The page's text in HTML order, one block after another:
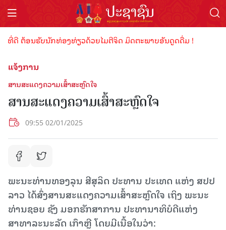
ດີ ຕ້ອນຮັບນັກທ່ອງທ່ຽວດ້ວຍໄມຕີຈິດ ມິດຕະພາບອັນດູດດື່ມ !
ແຈ້ງການ
ສານສະແດງຄວາມເສົ້າສະຫຼົດໃຈ
ສານສະແດງຄວາມເສົ້າສະຫຼົດໃຈ
09:55 02/01/2025
ພະນະທ່ານທອງລຸນ ສີສຸລິດ ປະທານ ປະເທດ ແຫ່ງ ສປປ
ລາວ ໄດ້ສົ່ງສານສະແດງຄວາມເສົ້າສະຫຼົດໃຈ ເຖິງ ພະນະ
ທ່ານຊອຍ ຊັງ ມອກຮັກສາການ ປະທານາທິບໍດີແຫ່ງ
ສາທາລະນະລັດ ເກົາຫຼີ ໂດຍມີເນື້ອໃນວ່າ: